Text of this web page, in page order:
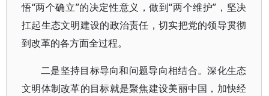
悟“两个确立”的决定性意义，做到“两个维护”，坚决
扛起生态文明建设的政治责任，切实把党的领导贯彻
到改革的各方面全过程。
二是坚持目标导向和问题导向相结合。深化生态
文明体制改革的目标就是聚焦建设美丽中国，加快经